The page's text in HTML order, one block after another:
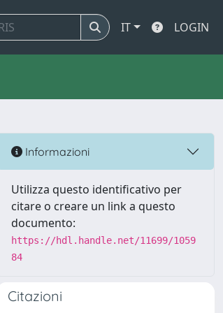
IT LOGIN
Informazioni
Utilizza questo identificativo per
citare o creare un link a questo
documento:
https://hdl.handle.net/11699/1059
84
Citazioni